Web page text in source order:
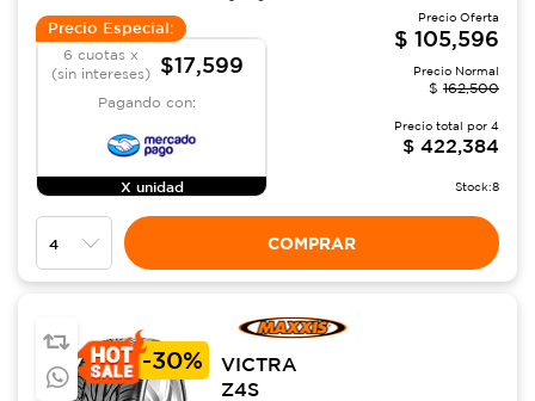
Precio Especial:
6 cuotas x
(sin intereses)
$17,599
Pagando con:
X unidad
Precio Oferta
$ 105,596
Precio Normal
$ 162,500
Precio total por 4
$ 422,384
Stock:8
COMPRAR
-30%
VICTRA
Z4S